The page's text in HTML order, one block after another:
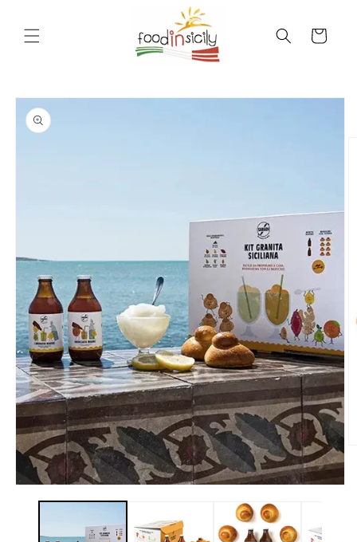
ai contenuti
Carrello
informazioni
prodotto
contenuti